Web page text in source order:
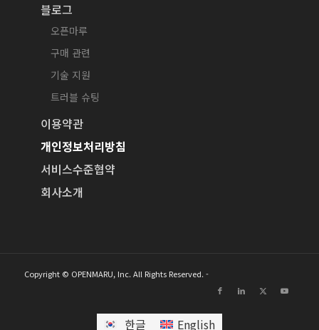
블로그
오픈마루
구매 관련
기술 지원
트러블 슈팅
이용약관
개인정보처리방침
서비스수준협약
회사소개
Copyright © OPENMARU, Inc. All Rights Reserved. -
한글 English